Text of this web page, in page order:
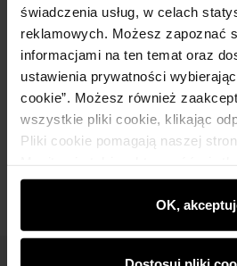
świadczenia usług, w celach
reklamowych. Możesz zapoznać
informacjami na ten temat oraz
ustawienia prywatności
cookie”. Możesz również
wszystkie pliki cookie, klikając
Pliki cookie pomagają naszej
wyświetlać im dopasowane do
rekomendacje oraz komunikaty
najnowszych promocjach w e-
OK,
Szczegóły
Skład i wymiary
Opinie